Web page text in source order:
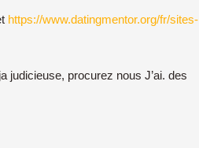
https://www.datingmentor.org/fr/sites-
judicieuse, procurez nous J’ai. des